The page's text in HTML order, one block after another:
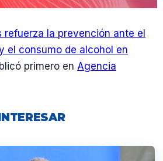
refuerza la prevención ante el
el consumo de alcohol en
primero en Agencia